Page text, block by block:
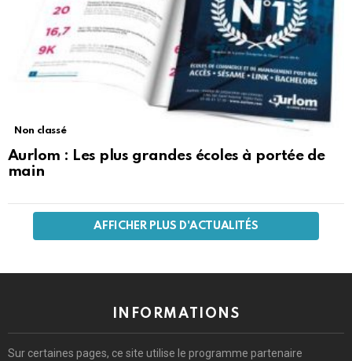
Non classé
Aurlom : Les plus grandes écoles à portée de
main
AFFICHER PLUS D'ACTUALITÉS
INFORMATIONS
Sur certaines pages, ce site utilise le programme partenaire